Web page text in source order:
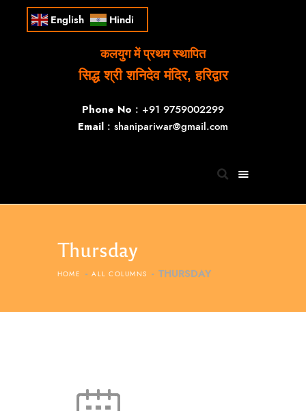
English Hindi
कलयुग में प्रथम स्थापित
सिद्ध श्री शनिदेव मंदिर, हरिद्वार
Phone No : +91 9759002299
Email : shanipariwar@gmail.com
Thursday
HOME ALL COLUMNS THURSDAY